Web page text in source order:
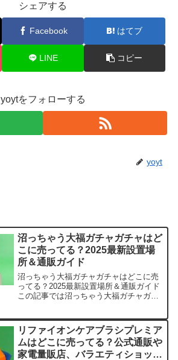
シェアする
Facebook はてブ
LINE コピー
yoytをフォローする
yoyt
沼っちゃう大福ガチャガチャはど
こに売ってる？2025最新設置場
所＆通販ガイド
沼っちゃう大福ガチャガチャはどこに売
ってる？2025最新設置場所＆通販ガイド
この記事では沼っちゃう大福ガチャガチ
ます。店舗価格（税込）備考Amazon200
円/回（単品）...
リファイオンケアブラシプレミア
ムはどこに売ってる？公式通販や
家電量販店、バラエティショップ